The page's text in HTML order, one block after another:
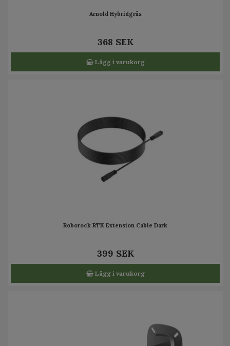
Arnold Hybridgräs
368 SEK
Lägg i varukorg
Roborock RTK Extension Cable Dark
399 SEK
Lägg i varukorg